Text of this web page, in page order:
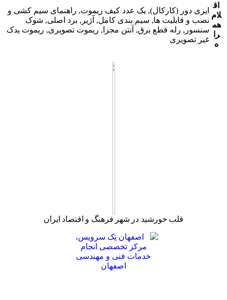
اق
لام
هم
را
ه
ایزی دور (کارکال), یک عدد کیف ریموت, راهنمای سیم کشی و
نصب و قابلیت ها, سیم بندی کامل, آژیر, برد اصلی, شوک
سنسور, رله قطع برق, آنتن مجزا, ریموت تصویری, ریموت یدک
غیر تصویری
قلب خورشید در شهر فرهنگ و اقتصاد ایران